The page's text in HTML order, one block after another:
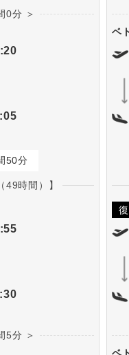
0分 ＞
50分
49時間）】
5分 ＞
ベ